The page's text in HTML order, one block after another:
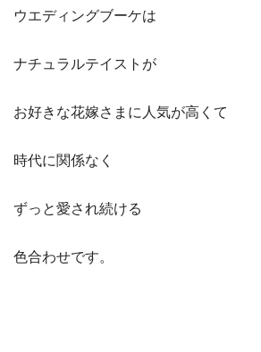
ウエディングブーケは
ナチュラルテイストが
お好きな花嫁さまに人気が高くて
時代に関係なく
ずっと愛され続ける
色合わせです。